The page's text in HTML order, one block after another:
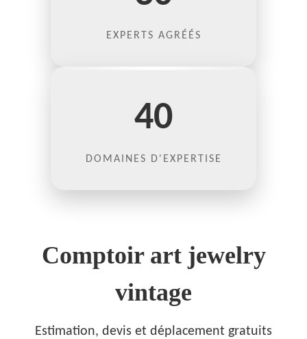
EXPERTS AGRÉÉS
40
DOMAINES D'EXPERTISE
Comptoir art jewelry
vintage
Estimation, devis et déplacement gratuits